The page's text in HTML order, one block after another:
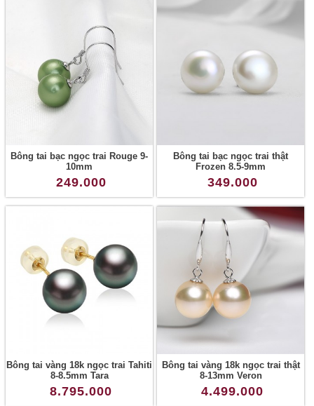
Bông tai bạc ngọc trai Rouge 9-
10mm
249.000
Bông tai bạc ngọc trai thật
Frozen 8.5-9mm
349.000
Bông tai vàng 18k ngọc trai Tahiti
8-8.5mm Tara
8.795.000
Bông tai vàng 18k ngọc trai thật
8-13mm Veron
4.499.000